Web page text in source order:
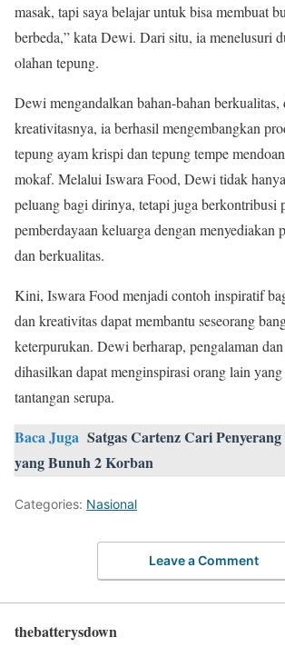
masak, tapi saya belajar untuk bisa membuat
berbeda,” kata Dewi. Dari situ, ia menelusuri
olahan tepung.
Dewi mengandalkan bahan-bahan berkualitas,
kreativitasnya, ia berhasil mengembangkan
tepung ayam krispi dan tepung tempe
mokaf. Melalui Iswara Food, Dewi tidak
peluang bagi dirinya, tetapi juga berkontribusi
pemberdayaan keluarga dengan menyediakan
dan berkualitas.
Kini, Iswara Food menjadi contoh inspiratif
dan kreativitas dapat membantu seseorang
keterpurukan. Dewi berharap, pengalaman
dihasilkan dapat menginspirasi orang lain
tantangan serupa.
Baca Juga Satgas Cartenz Cari
yang Bunuh 2 Korban
Categories: Nasional
Leave a Comment
thebatterysdown